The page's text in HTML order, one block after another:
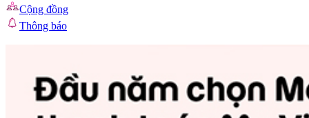
Cộng đồng
Thông báo